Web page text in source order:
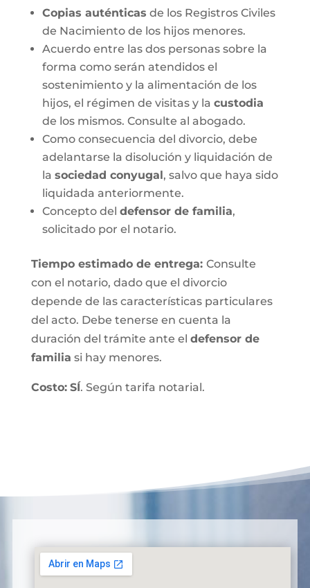
Copias auténticas de los Registros Civiles
de Nacimiento de los hijos menores.
Acuerdo entre las dos personas sobre la
forma como serán atendidos el
sostenimiento y la alimentación de los
hijos, el régimen de visitas y la custodia
de los mismos. Consulte al abogado.
Como consecuencia del divorcio, debe
adelantarse la disolución y liquidación de
la sociedad conyugal, salvo que haya sido
liquidada anteriormente.
Concepto del defensor de familia,
solicitado por el notario.
Tiempo estimado de entrega: Consulte
con el notario, dado que el divorcio
depende de las características particulares
del acto. Debe tenerse en cuenta la
duración del trámite ante el defensor de
familia si hay menores.
Costo: SÍ. Según tarifa notarial.